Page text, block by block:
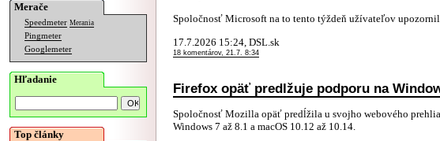
Merače
Speedmeter Merania
Pingmeter
Googlemeter
Hľadanie
Top články
Spoločnosť Microsoft na to tento týždeň užívateľov
17.7.2026 15:24, DSL.sk
18 komentárov, 21.7. 8:34
Firefox opäť predlžuje podporu na
Spoločnosť Mozilla opäť predĺžila u svojho webového
Windows 7 až 8.1 a macOS 10.12 až 10.14.